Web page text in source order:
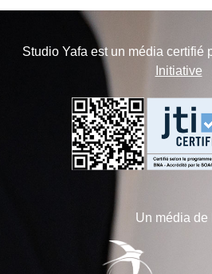
Studio Yafa est un média certifié
Initiative
Un média de